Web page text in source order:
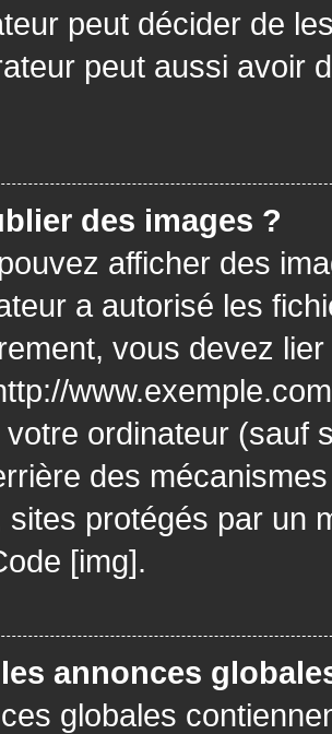
peut décider de
peut aussi avoir
des images ?
afficher des
a autorisé les
vous devez
ordinateur (sauf
des
sites protégés par un
[img].
annonces
globales